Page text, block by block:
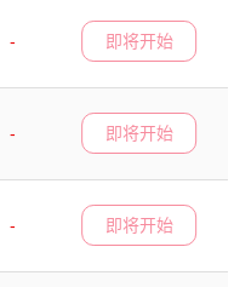
-
即将开始
-
即将开始
-
即将开始